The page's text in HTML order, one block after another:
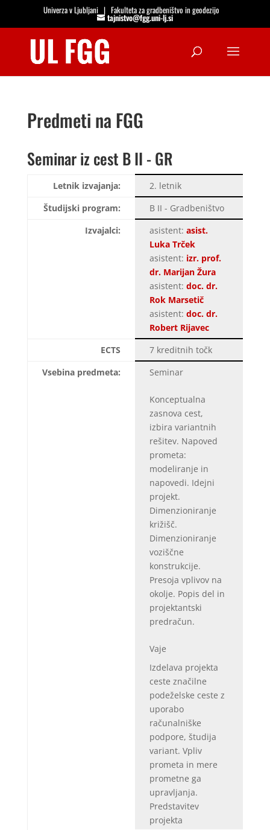
Univerza v Ljubljani |Fakulteta za gradbeništvo in geodezijo
tajnistvo@fgg.uni-lj.si
Predmeti na FGG
Seminar iz cest B II - GR
Letnik izvajanja:
2. letnik
Študijski program:
B II - Gradbeništvo
Izvajalci:
asistent: asist.
Luka Trček
asistent: izr. prof.
dr. Marijan Žura
asistent: doc. dr.
Rok Marsetič
asistent: doc. dr.
Robert Rijavec
ECTS
7 kreditnih točk
Vsebina predmeta:
Seminar
Konceptualna
zasnova cest,
izbira variantnih
rešitev. Napoved
prometa:
modeliranje in
napovedi. Idejni
projekt.
Dimenzioniranje
križišč.
Dimenzioniranje
voziščne
konstrukcije.
Presoja vplivov na
okolje. Popis del in
projektantski
predračun.
Vaje
Izdelava projekta
ceste značilne
podeželske ceste z
uporabo
računalniške
podpore, študija
variant. Vpliv
prometa in mere
prometne ga
upravljanja.
Predstavitev
projekta